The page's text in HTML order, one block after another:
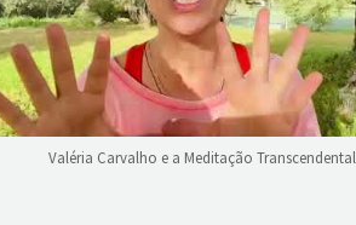
Valéria Carvalho e a Meditação Transcendental